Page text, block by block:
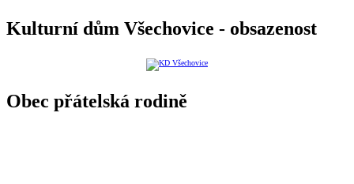
Kulturní dům Všechovice - obsazenost
Obec přátelská rodině